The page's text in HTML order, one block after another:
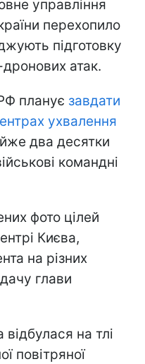
управління
перехопило
підготовку
атак.
планує завдати
ухвалення
два десятки
командні
фото цілей
Києва,
на різних
глави
відбулася на тлі
повітряної